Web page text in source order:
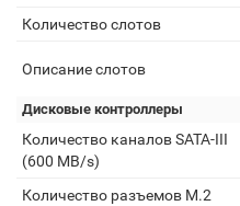
Количество слотов
Описание слотов
Дисковые контроллеры
Количество каналов SATA-III
(600 MB/s)
Количество разъемов M.2